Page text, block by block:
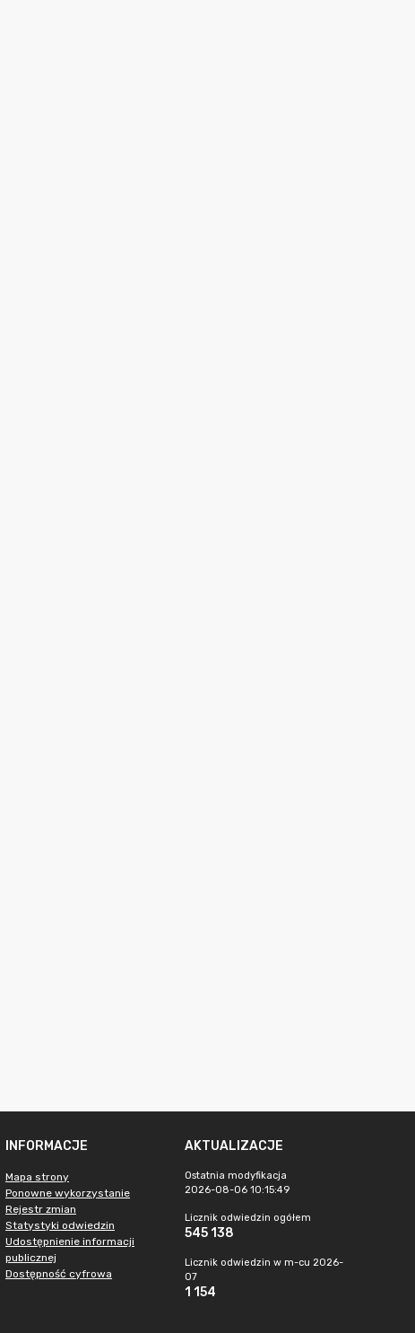
INFORMACJE
Mapa strony
Ponowne wykorzystanie
Rejestr zmian
Statystyki odwiedzin
Udostępnienie informacji
publicznej
Dostępność cyfrowa
AKTUALIZACJE
Ostatnia modyfikacja
2026-08-06 10:15:49
Licznik odwiedzin ogółem
545 138
Licznik odwiedzin w m-cu 2026-
07
1 154